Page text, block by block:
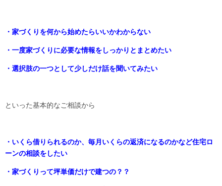
・家づくりを何から始めたらいいかわからない
・一度家づくりに必要な情報をしっかりとまとめたい
・選択肢の一つとして少しだけ話を聞いてみたい
といった基本的なご相談から
・いくら借りられるのか、毎月いくらの返済になるのかなど住宅ロ
ーンの相談をしたい
・家づくりって坪単価だけで建つの？？